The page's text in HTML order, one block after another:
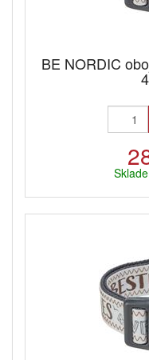
BE NORDIC